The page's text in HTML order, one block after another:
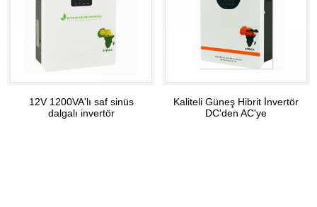
12V 1200VA'lı saf sinüs
dalgalı invertör
Kaliteli Güneş Hibrit İnvertör
DC'den AC'ye